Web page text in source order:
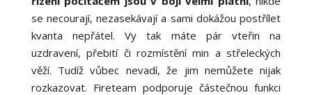
se necourají, nezasekávají a sami dokážou postřílet
kvanta nepřátel. Vy tak máte pár vteřin na
uzdravení, přebití či rozmístění min a střeleckých
věží. Tudíž vůbec nevadí, že jim nemůžete nijak
rozkazovat. Fireteam podporuje částečnou funkci